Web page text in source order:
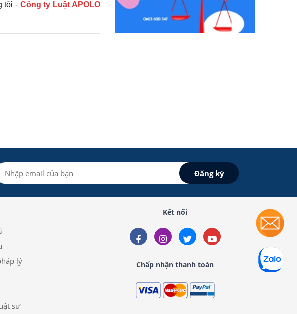
tôi - Công ty Luật APOLO
lý
sư
Kết nối
Chấp nhận thanh toán